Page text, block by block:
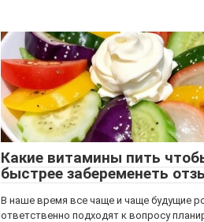
Какие витамины пить
быстрее забеременеть
В наше время все чаще и чаще будущие
ответственно подходят к вопросу